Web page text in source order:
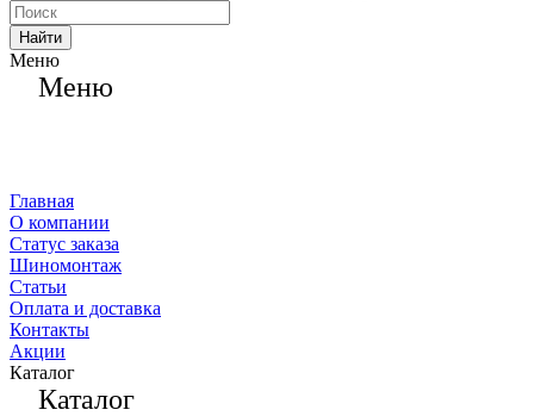
Найти
Меню
Меню
Главная
О компании
Статус заказа
Шиномонтаж
Статьи
Оплата и доставка
Контакты
Акции
Каталог
Каталог